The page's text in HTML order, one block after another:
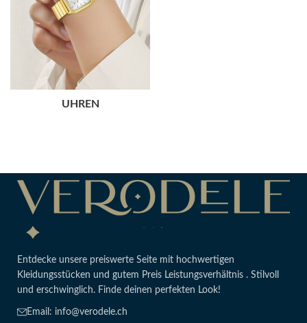
UHREN
Entdecke unsere preiswerte Seite mit hochwertigen
Kleidungsstücken und gutem Preis Leistungsverhältnis . Stilvoll
und erschwinglich. Finde deinen perfekten Look!
Email: info@verodele.ch